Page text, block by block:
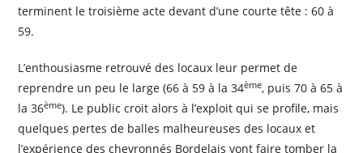
terminent le troisième acte devant d’une courte tête : 60 à
59.
L’enthousiasme retrouvé des locaux leur permet de
reprendre un peu le large (66 à 59 à la 34ème, puis 70 à 65 à
la 36ème). Le public croit alors à l’exploit qui se profile, mais
quelques pertes de balles malheureuses des locaux et
l’expérience des chevronnés Bordelais vont faire tomber la